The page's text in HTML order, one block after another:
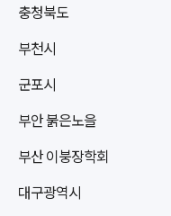
충청북도
부천시
군포시
부안 붉은노을
부산 이붕장학회
대구광역시